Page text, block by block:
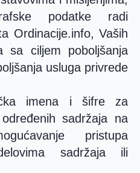
podatke radi
Ordinacije.info, Vaših
sa ciljem poboljšanja
usluga privrede
imena i šifre za
sadržaja na
pristupa
sadržaja ili